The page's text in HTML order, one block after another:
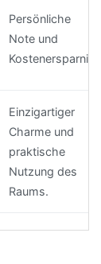
Persönliche
Note und
Kostenersparnis.
Einzigartiger
Charme und
praktische
Nutzung des
Raums.